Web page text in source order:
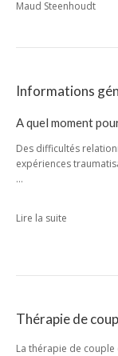
Maud Steenhoudt
Informations
A quel moment
Des difficultés
expériences
…
Lire la suite
Thérapie de
La thérapie de